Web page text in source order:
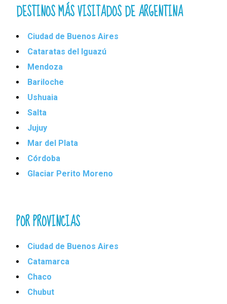
DESTINOS MÁS VISITADOS DE ARGENTINA
Ciudad de Buenos Aires
Cataratas del Iguazú
Mendoza
Bariloche
Ushuaia
Salta
Jujuy
Mar del Plata
Córdoba
Glaciar Perito Moreno
POR PROVINCIAS
Ciudad de Buenos Aires
Catamarca
Chaco
Chubut